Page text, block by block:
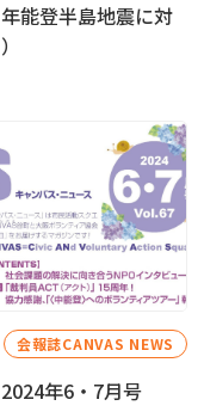
能登半島地震に対
会報誌CANVAS NEWS
2024年6・7月号